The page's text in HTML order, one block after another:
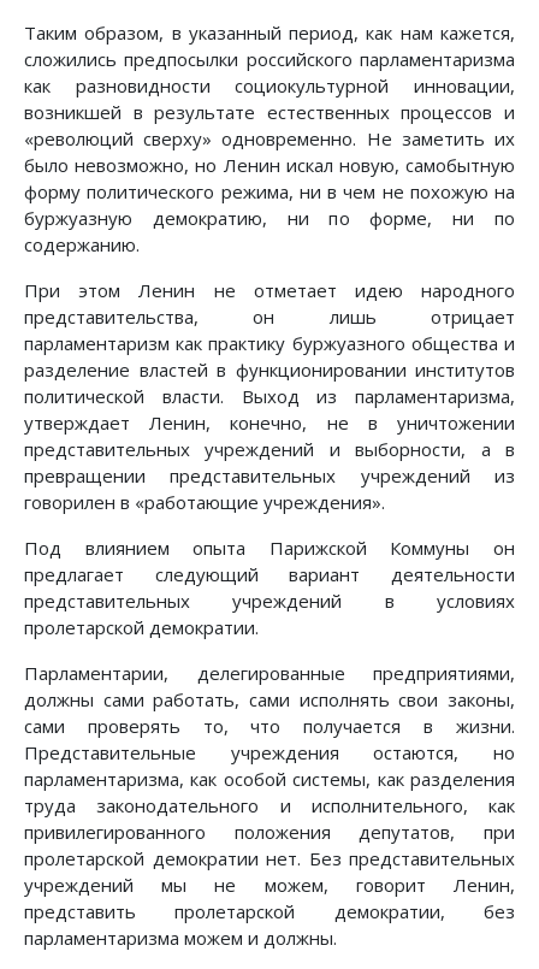
Таким образом, в указанный период, как нам кажется,
сложились предпосылки российского парламентаризма
как разновидности социокультурной инновации,
возникшей в результате естественных процессов и
«революций сверху» одновременно. Не заметить их
было невозможно, но Ленин искал новую, самобытную
форму политического режима, ни в чем не похожую на
буржуазную демократию, ни по форме, ни по
содержанию.
При этом Ленин не отметает идею народного
представительства, он лишь отрицает
парламентаризм как практику буржуазного общества и
разделение властей в функционировании институтов
политической власти. Выход из парламентаризма,
утверждает Ленин, конечно, не в уничтожении
представительных учреждений и выборности, а в
превращении представительных учреждений из
говорилен в «работающие учреждения».
Под влиянием опыта Парижской Коммуны он
предлагает следующий вариант деятельности
представительных учреждений в условиях
пролетарской демократии.
Парламентарии, делегированные предприятиями,
должны сами работать, сами исполнять свои законы,
сами проверять то, что получается в жизни.
Представительные учреждения остаются, но
парламентаризма, как особой системы, как разделения
труда законодательного и исполнительного, как
привилегированного положения депутатов, при
пролетарской демократии нет. Без представительных
учреждений мы не можем, говорит Ленин,
представить пролетарской демократии, без
парламентаризма можем и должны.